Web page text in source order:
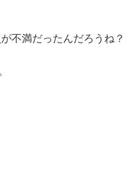
不満だったんだろうね？